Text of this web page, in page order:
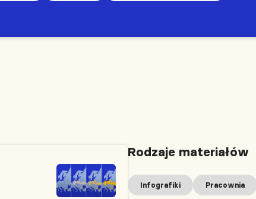
Rodzaje materiałów
Infografiki Pracownia